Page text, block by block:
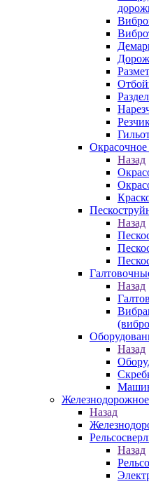
Окрасочное
Назад
Назад
Назад
Назад
Назад
Назад